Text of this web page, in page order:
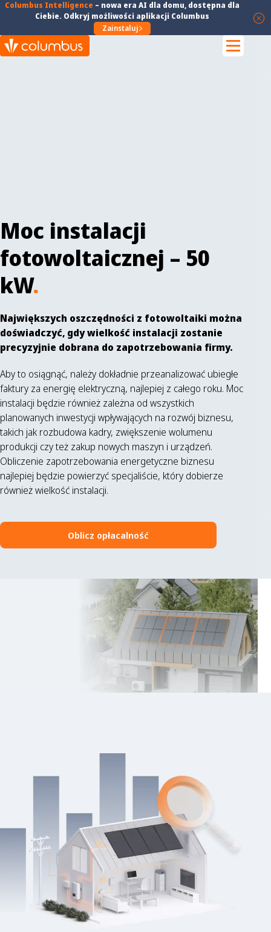
Columbus Intelligence – nowa era AI dla domu, dostępna dla
Ciebie. Odkryj możliwości aplikacji Columbus
Zainstaluj
Moc instalacji
fotowoltaicznej – 50
kW.
Największych oszczędności z fotowoltaiki można
doświadczyć, gdy wielkość instalacji zostanie
precyzyjnie dobrana do zapotrzebowania firmy.
Aby to osiągnąć, należy dokładnie przeanalizować ubiegłe
faktury za energię elektryczną, najlepiej z całego roku. Moc
instalacji będzie również zależna od wszystkich
planowanych inwestycji wpływających na rozwój biznesu,
takich jak rozbudowa kadry, zwiększenie wolumenu
produkcji czy też zakup nowych maszyn i urządzeń.
Obliczenie zapotrzebowania energetyczne biznesu
najlepiej będzie powierzyć specjaliście, który dobierze
również wielkość instalacji.
Oblicz opłacalność